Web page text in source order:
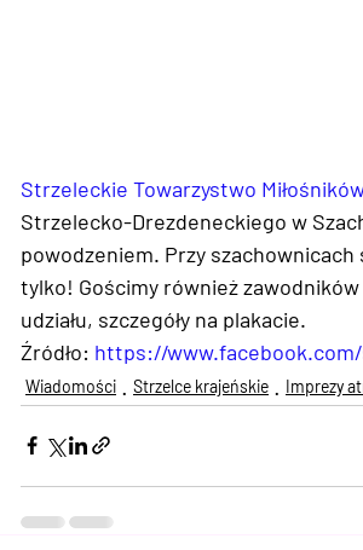
Strzeleckie Towarzystwo
Strzelecko-Drezdeneckiego w
powodzeniem. Przy
tylko! Gościmy również
udziału, szczegóły na plakacie.
Źródło: https://www.facebook.com/
Wiadomości Strzelce krajeńskie Imprezy